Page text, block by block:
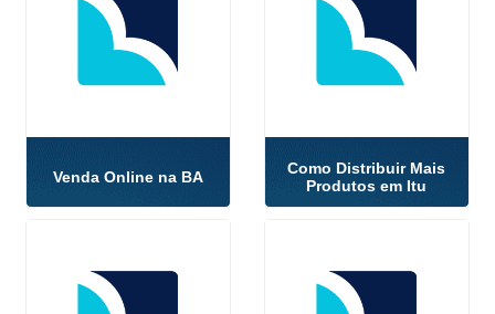
Venda Online na BA
Como Distribuir Mais
Produtos em Itu